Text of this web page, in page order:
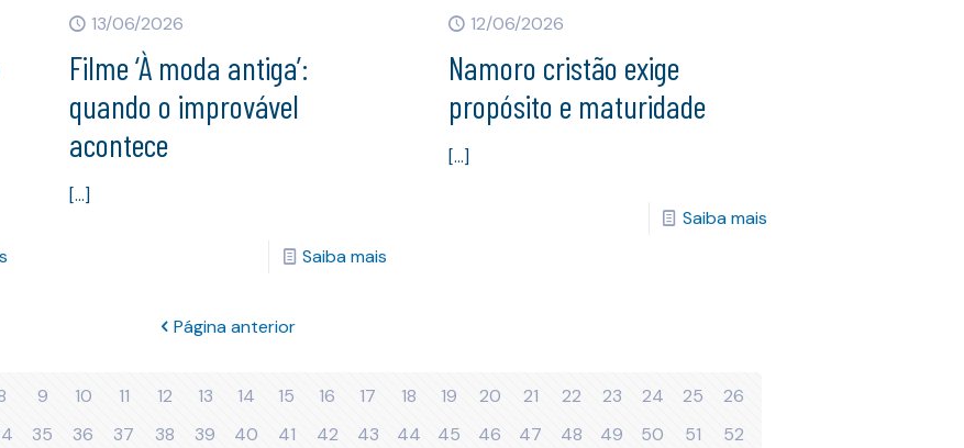
13/06/2026
Filme ‘À moda antiga’:
quando o improvável
acontece
[…]
Saiba mais
12/06/2026
Namoro cristão exige
propósito e maturidade
[…]
Saiba mais
Página anterior
9 10 11 12 13 14 15 16 17 18 19 20 21 22 23 24 25
26
35 36 37 38 39 40 41 42 43 44 45 46 47 48 49 50 51
52